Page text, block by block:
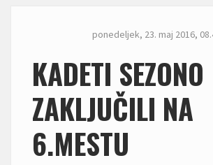
ponedeljek, 23. maj 2016,
KADETI SEZONO
ZAKLJUČILI NA
6.MESTU